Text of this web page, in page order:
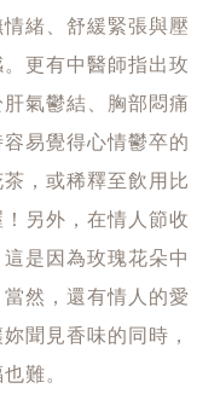
緒、舒緩緊張與壓
更有中醫師指出玫
氣鬱結、胸部悶痛
易覺得心情鬱卒的
，或稀釋至飲用比
另外，在情人節收
是因為玫瑰花朵中
然，還有情人的愛
聞見香味的同時，
難。